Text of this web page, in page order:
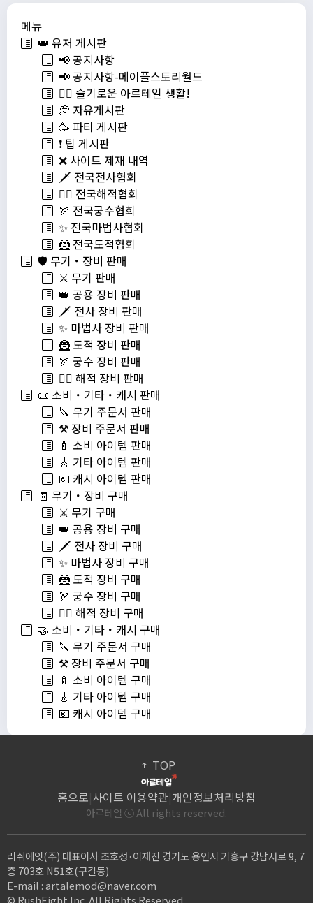
메뉴
👑 유저 게시판
📢 공지사항
📢 공지사항-메이플스토리월드
💁‍♂ 슬기로운 아르테일 생활!
💭 자유게시판
🥳 파티 게시판
❗️ 팁 게시판
❌ 사이트 제재 내역
🗡️ 전국전사협회
🏴‍☠️ 전국해적협회
🏹 전국궁수협회
✨ 전국마법사협회
🦹 전국도적협회
🛡️ 무기・장비 판매
⚔️ 무기 판매
👑 공용 장비 판매
🗡️ 전사 장비 판매
✨ 마법사 장비 판매
🦹 도적 장비 판매
🏹 궁수 장비 판매
🏴‍☠️ 해적 장비 판매
📜 소비・기타・캐시 판매
🔪 무기 주문서 판매
⚒️ 장비 주문서 판매
🍼 소비 아이템 판매
🎸 기타 아이템 판매
💶 캐시 아이템 판매
🧾 무기・장비 구매
⚔️ 무기 구매
👑 공용 장비 구매
🗡️ 전사 장비 구매
✨ 마법사 장비 구매
🦹 도적 장비 구매
🏹 궁수 장비 구매
🏴‍☠️ 해적 장비 구매
🤝 소비・기타・캐시 구매
🔪 무기 주문서 구매
⚒️ 장비 주문서 구매
🍼 소비 아이템 구매
🎸 기타 아이템 구매
💶 캐시 아이템 구매
TOP
홈으로 사이트 이용약관 개인정보처리방침
아르테일 ⓒ All rights reserved.
러쉬에잇(주) 대표이사 조호성·이재진 경기도 용인시 기흥구 강남서로 9, 7
층 703호 N51호(구갈동)
E-mail :artalemod@naver.com